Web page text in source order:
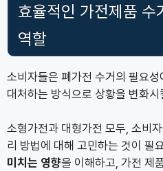
효율적인 가전제품 수
역할
소비자들은 폐가전 수거의 필요
대처하는 방식으로 상황을 변화시
소형가전과 대형가전 모두, 소비
리 방법에 대해 고민하는 것이 필
미치는 영향을 이해하고, 가전 제